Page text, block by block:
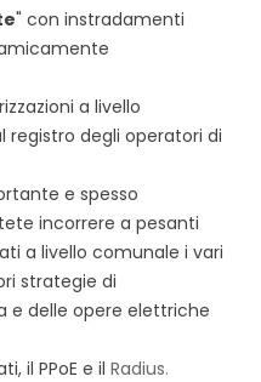
" con instradamenti
a livello
registro degli operatori di
e spesso
incorrere a pesanti
a livello comunale i vari
strategie di
e delle opere elettriche
il PPoE e il Radius.